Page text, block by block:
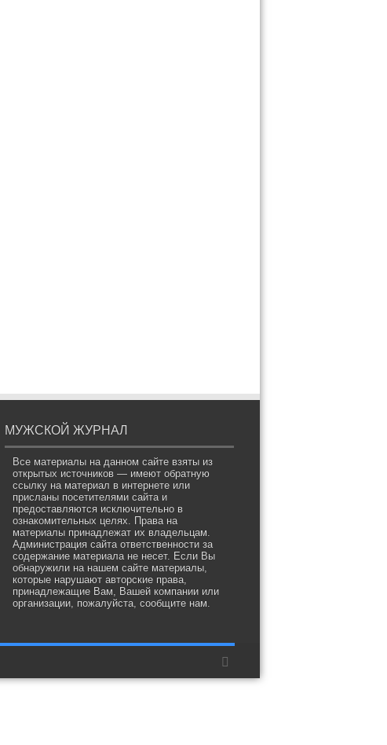
МУЖСКОЙ ЖУРНАЛ
Все материалы на данном сайте взяты из
открытых источников — имеют обратную
ссылку на материал в интернете или
присланы посетителями сайта и
предоставляются исключительно в
ознакомительных целях. Права на
материалы принадлежат их владельцам.
Администрация сайта ответственности за
содержание материала не несет. Если Вы
обнаружили на нашем сайте материалы,
которые нарушают авторские права,
принадлежащие Вам, Вашей компании или
организации, пожалуйста, сообщите нам.